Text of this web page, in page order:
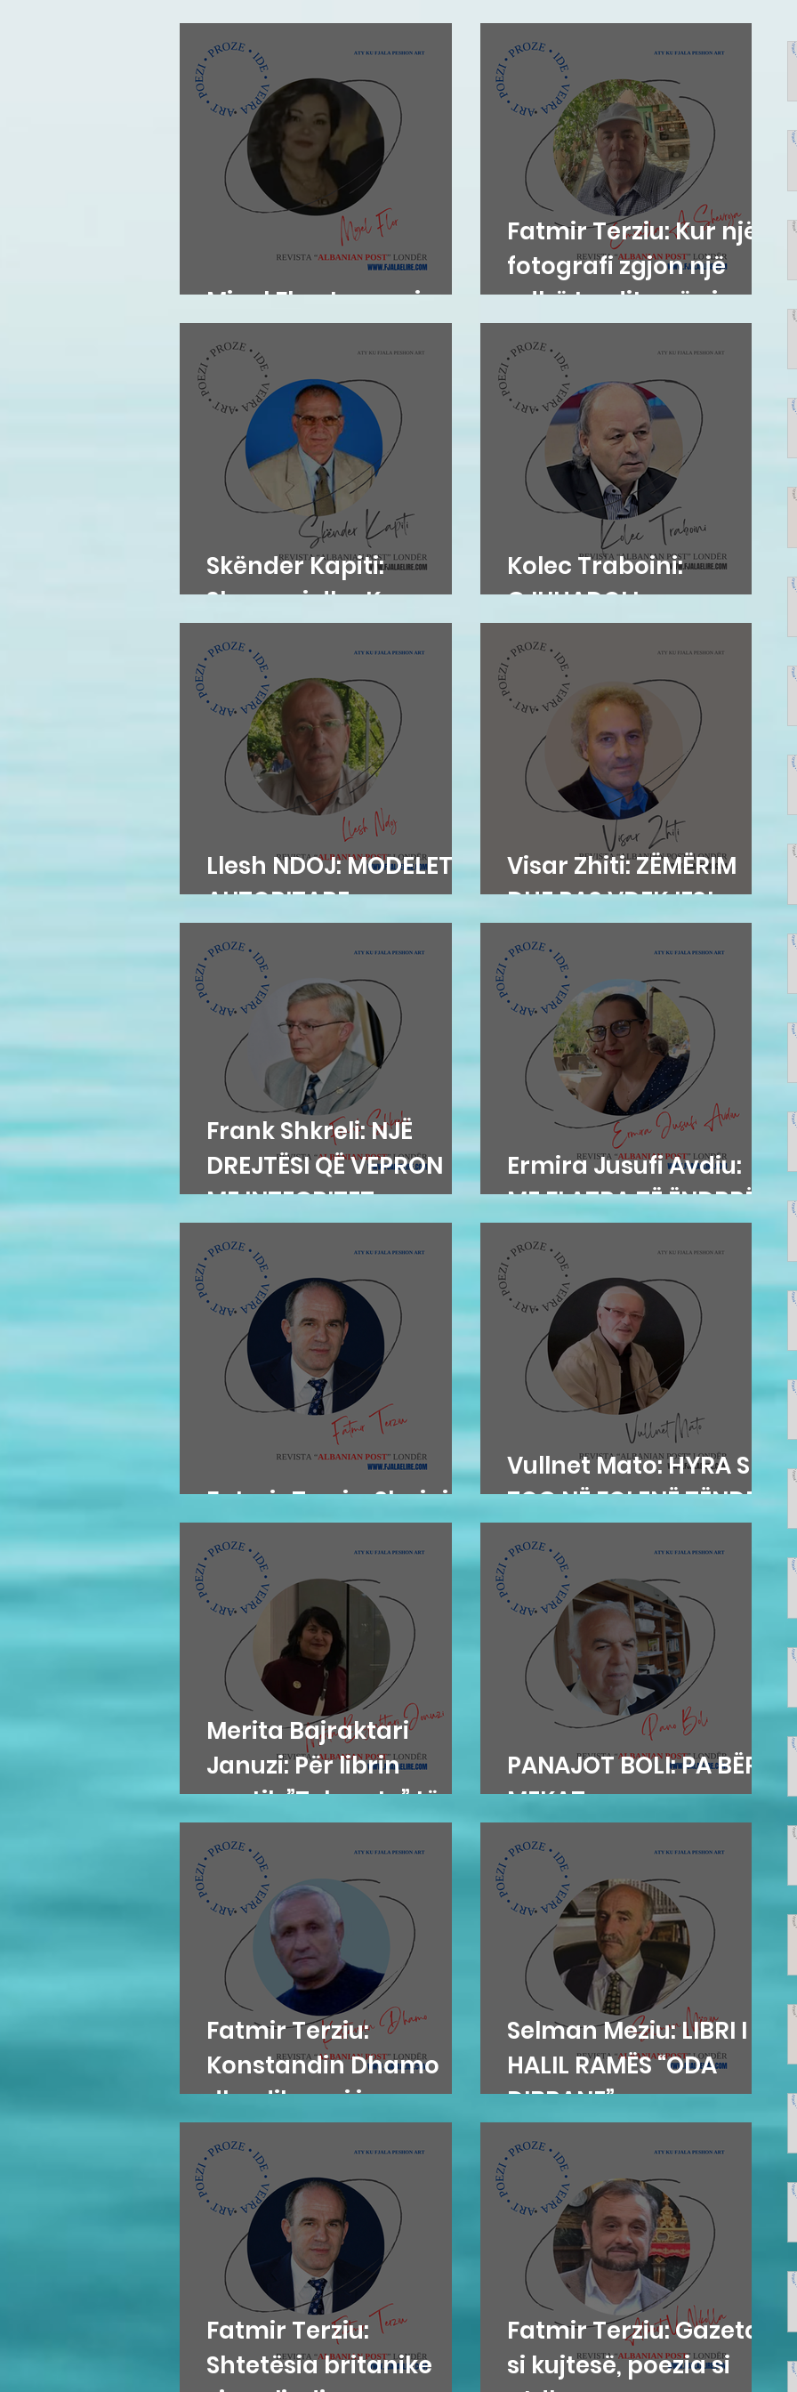
Migel Flor: Impresion
Fatmir Terziu: Kur një
fotografi zgjon një
udhë tradite që vjen
prej shekujsh në
vendlindje
Skënder Kapiti:
Skrapari dhe Kosova
Kolec Traboini:
GJUHADOLI
Llesh NDOJ: MODELET
AUTORITARE
Visar Zhiti: ZËMËRIM
DHE PAS VDEKJES!
Frank Shkreli: NJË
DREJTËSI QË VEPRON
ME INTEGRITET
Ermira Jusufi Avdiu:
ME FLATRA TË ËNDRRËS
Fatmir Terziu: Shqipja
Vullnet Mato: HYRA SI
ZOG NË FOLENË TËNDE
Merita Bajraktari
Januzi: Për librin
poetik ”Teh nate” të
Hazir Mehmetit
PANAJOT BOLI: PA BËRË
MEKAT...
Fatmir Terziu:
Konstandin Dhamo
dhe diksursi i
variacionit
Selman Meziu: LIBRI I
HALIL RAMËS “ODA
DIBRANE”
Fatmir Terziu:
Shtetësia britanike
Fatmir Terziu: Gazetari
si kujtesë, poezia si